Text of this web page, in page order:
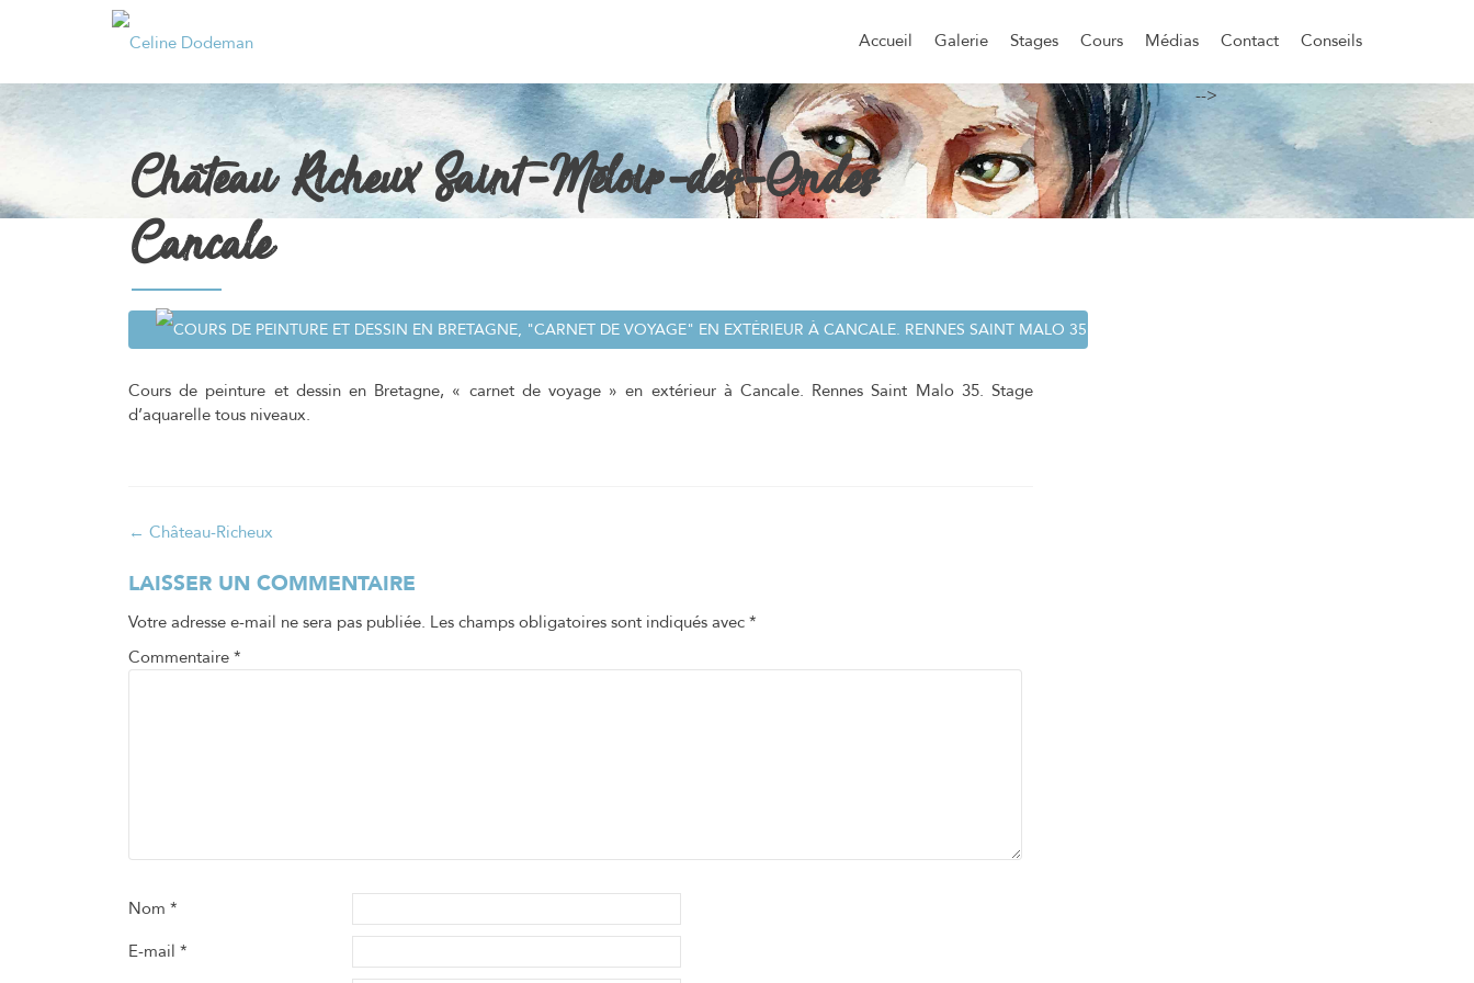
au
principal
Accueil Galerie Stages Cours Médias Contact Conseils
Château Richeux Saint-Méloir-des-Ondes
Cancale
Cours de peinture et dessin en Bretagne, « carnet de voyage » en extérieur à Cancale. Rennes Saint Malo 35. Stage
d’aquarelle tous niveaux.
Navigation
de
l’article
← Château-Richeux
LAISSER UN COMMENTAIRE
Votre adresse e-mail ne sera pas publiée. Les champs obligatoires sont indiqués avec *
Commentaire *
Nom *
E-mail *
-->